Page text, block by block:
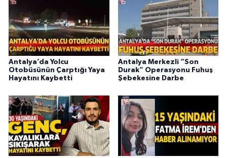
Antalya’da Yolcu
Otobüsünün Çarptığı Yaya
Hayatını Kaybetti
Antalya Merkezli “Son
Durak” Operasyonu Fuhuş
Şebekesine Darbe